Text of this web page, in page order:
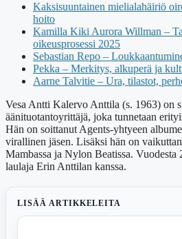
Kaksisuuntainen mielialahäiriö
hoito
Kamilla Kiki Aurora Willman –
oikeusprosessi 2025
Sebastian Repo –
Pekka – Merkitys, alkuperä ja
Aarne Talvitie – Ura, tilastot,
Vesa Antti Kalervo Anttila (s. 1963) on
äänituotantoyrittäjä, joka tunnetaan
Hän on soittanut Agents-yhtyeen
virallinen jäsen. Lisäksi hän on
Mambassa ja Nylon Beatissa. Vuodesta
laulaja Erin Anttilan kanssa.
LISÄÄ ARTIKKELEITA